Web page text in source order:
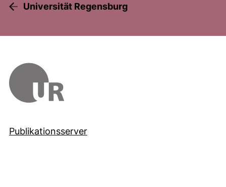
Universität Regensburg
Publikationsserver